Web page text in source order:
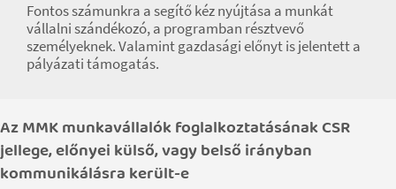
Fontos számunkra a segítő kéz nyújtása a munkát
vállalni szándékozó, a programban résztvevő
személyeknek. Valamint gazdasági előnyt is jelentett a
pályázati támogatás.
Az MMK munkavállalók foglalkoztatásának CSR
jellege, előnyei külső, vagy belső irányban
kommunikálásra került-e